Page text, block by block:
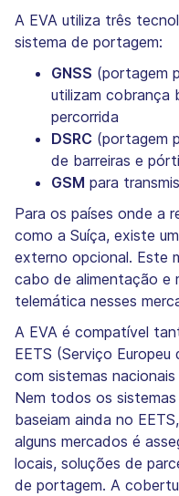
A EVA utiliza três
sistema de portagem:
GNSS (portagem
utilizam cobrança
percorrida
DSRC (portagem
de barreiras e
GSM para
Para os países onde a
como a Suíça, existe
externo opcional. Este
cabo de alimentação e
telemática nesses
A EVA é compatível
EETS (Serviço
com sistemas
Nem todos os
baseiam ainda no
alguns mercados é
locais, soluções de
de portagem. A